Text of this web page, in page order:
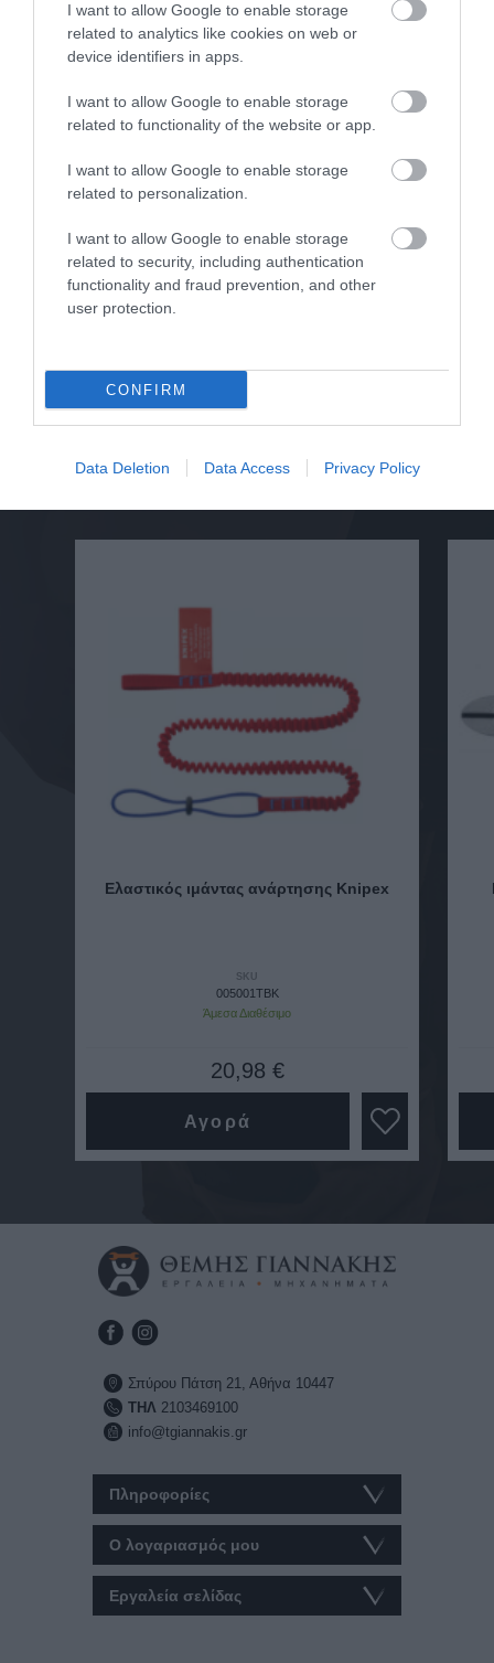
I want to allow Google to enable storage
related to analytics like cookies on web or
device identifiers in apps.
I want to allow Google to enable storage
related to functionality of the website or app.
I want to allow Google to enable storage
related to personalization.
I want to allow Google to enable storage
related to security, including authentication
functionality and fraud prevention, and other
user protection.
CONFIRM
Data Deletion Data Access Privacy Policy
Κλιπ ColorCode μείγμα χρωμάτων 2 (10
τεμάχια) Knipex
SKU
006110CV02
6,30 €
Αγορά
Σχετικά προϊόντα
Ελαστικός ιμάντας ανάρτησης Knipex
SKU
005001TBK
Άμεσα Διαθέσιμο
20,98 €
Αγορά
Πληροφορίες
Ο λογαριασμός μου
Εργαλεία σελίδας
Σπύρου Πάτση 21, Αθήνα 10447
ΤΗΛ2103469100
info@tgiannakis.gr